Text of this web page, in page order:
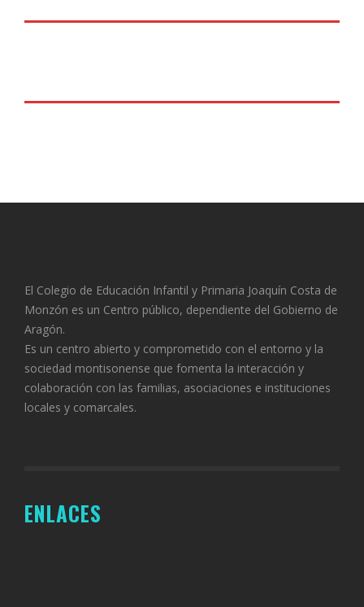
El Colegio de Educación Infantil y Primaria Joaquín Costa de
Monzón es un Centro público, dependiente del Gobierno de
Aragón.
Es un centro abierto y comprometido con el entorno y la
sociedad montisonense que fomenta la interacción y
colaboración con las familias, asociaciones e instituciones
locales y comarcales.
ENLACES